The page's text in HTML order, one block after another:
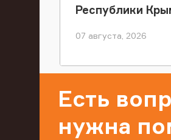
Республики
07 августа, 2026
Есть
нужна